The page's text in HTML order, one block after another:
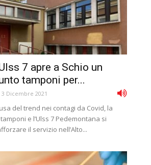
7 apre a Schio un
tamponi per...
3 Dicembre 2021
del trend nei contagi da Covid, la
e l’Ulss 7 Pedemontana si
il servizio nell’Alto...